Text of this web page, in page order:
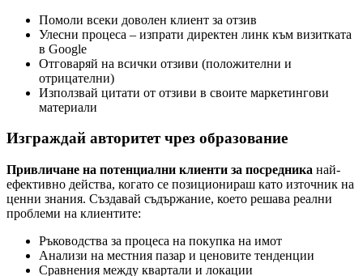
Помоли всеки доволен клиент за отзив
Улесни процеса – изпрати директен линк към визитката
в Google
Отговаряй на всички отзиви (положителни и
отрицателни)
Използвай цитати от отзиви в своите маркетингови
материали
Изграждай авторитет чрез образование
Привличане на потенциални клиенти за посредника най-
ефективно действа, когато се позиционираш като източник на
ценни знания. Създавай съдържание, което решава реални
проблеми на клиентите:
Ръководства за процеса на покупка на имот
Анализи на местния пазар и ценовите тенденции
Сравнения между квартали и локации